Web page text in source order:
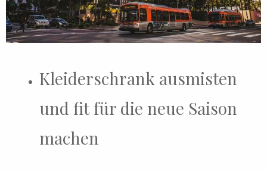
Kleiderschrank ausmisten
und fit für die neue Saison
machen